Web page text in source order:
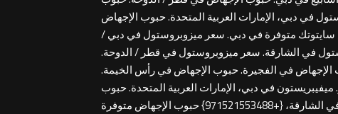
في دبي، الإمارات العربية المتحدة. حبوب الإجهاض
سايتوتك متوفرة في دبي. سعر ميزوبروستول في دبي /
في الشارقة. سعر ميزوبروستول في قطر / الدوحة.
الإجهاض في الفجيرة. حبوب الإجهاض في رأس الخيمة.
في دبي، الإمارات العربية المتحدة. حبوب
منع الحمل الطارئة في الفجيرة، الإمارات العربية المتحدة. دبي، المملكة العربية السعودية.حبوب الإجهاض في دبي، حبوب الإجهاض في الشارقة، {+971521553488} حبوب الإجهاض متوفرة